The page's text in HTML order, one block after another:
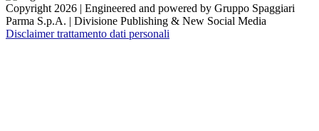
Copyright 2026 | Engineered and powered by Gruppo Spaggiari
Parma S.p.A. | Divisione Publishing & New Social Media
Disclaimer trattamento dati personali